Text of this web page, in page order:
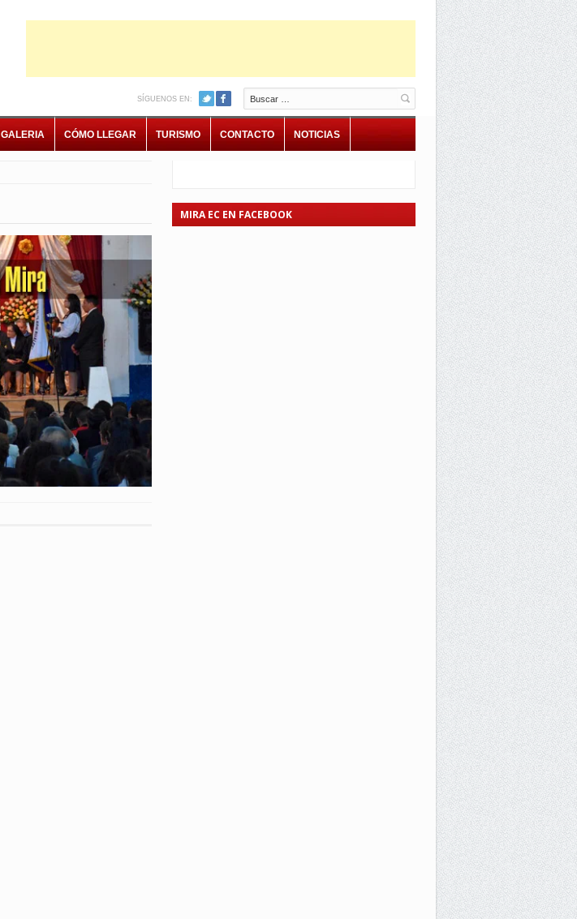
Buscar
SÍGUENOS EN:
GALERIA CÓMO LLEGAR TURISMO CONTACTO NOTICIAS
MIRA EC EN FACEBOOK